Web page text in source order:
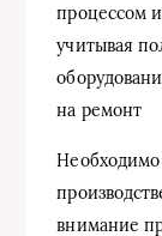
процессом
учитывая
на ремонт
Необходимо
внимание